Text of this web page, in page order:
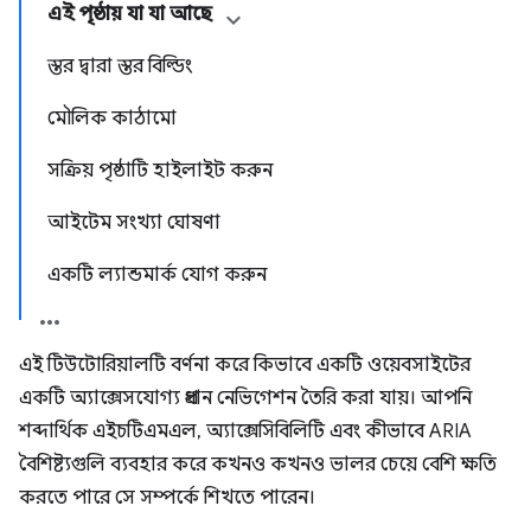
এই পৃষ্ঠায় যা যা আছে
স্তর দ্বারা স্তর বিল্ডিং
মৌলিক কাঠামো
সক্রিয় পৃষ্ঠাটি হাইলাইট করুন
আইটেম সংখ্যা ঘোষণা
একটি ল্যান্ডমার্ক যোগ করুন
এই টিউটোরিয়ালটি বর্ণনা করে কিভাবে একটি ওয়েবসাইটের
একটি অ্যাক্সেসযোগ্য প্রধান নেভিগেশন তৈরি করা যায়। আপনি
শব্দার্থিক এইচটিএমএল, অ্যাক্সেসিবিলিটি এবং কীভাবে ARIA
বৈশিষ্ট্যগুলি ব্যবহার করে কখনও কখনও ভালর চেয়ে বেশি ক্ষতি
করতে পারে সে সম্পর্কে শিখতে পারেন।